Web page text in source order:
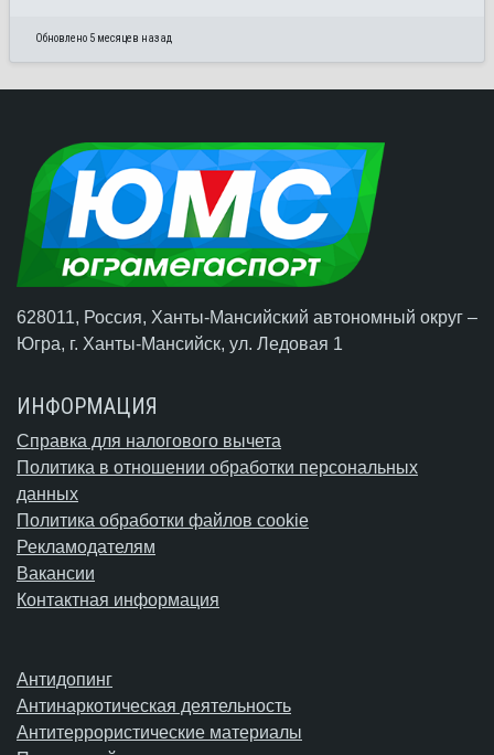
Обновлено 5 месяцев назад
628011, Россия, Ханты-Мансийский автономный округ –
Югра, г. Ханты-Мансийск, ул. Ледовая 1
ИНФОРМАЦИЯ
Справка для налогового вычета
Политика в отношении обработки персональных
данных
Политика обработки файлов cookie
Рекламодателям
Вакансии
Контактная информация
Антидопинг
Антинаркотическая деятельность
Антитеррористические материалы